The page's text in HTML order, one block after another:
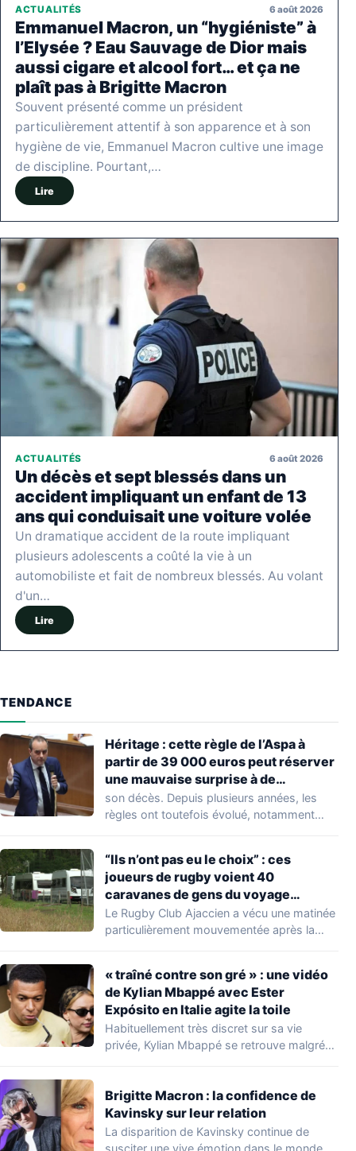
ACTUALITÉS 6 août 2026
Emmanuel Macron, un “hygiéniste” à
l’Elysée ? Eau Sauvage de Dior mais
aussi cigare et alcool fort… et ça ne
plaît pas à Brigitte Macron
Souvent présenté comme un président
particulièrement attentif à son apparence et à son
hygiène de vie, Emmanuel Macron cultive une image
de discipline. Pourtant,…
Lire
ACTUALITÉS 6 août 2026
Un décès et sept blessés dans un
accident impliquant un enfant de 13
ans qui conduisait une voiture volée
Un dramatique accident de la route impliquant
plusieurs adolescents a coûté la vie à un
automobiliste et fait de nombreux blessés. Au volant
d'un…
Lire
TENDANCE
Héritage : cette règle de l’Aspa à
partir de 39 000 euros peut réserver
une mauvaise surprise à de
nombreuses familles
son décès. Depuis plusieurs années, les
règles ont toutefois évolué, notamment
“Ils n’ont pas eu le choix” : ces
joueurs de rugby voient 40
caravanes de gens du voyage
s’installer dans leur stade, ils les
délogent en moins d’1 heure
Le Rugby Club Ajaccien a vécu une matinée
particulièrement mouvementée après la
« traîné contre son gré » : une vidéo
de Kylian Mbappé avec Ester
Expósito en Italie agite la toile
Habituellement très discret sur sa vie
privée, Kylian Mbappé se retrouve malgré
Brigitte Macron : la confidence de
Kavinsky sur leur relation
La disparition de Kavinsky continue de